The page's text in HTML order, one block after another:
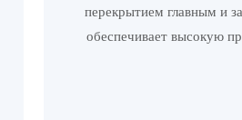
перекрытием главным и
обеспечивает высокую